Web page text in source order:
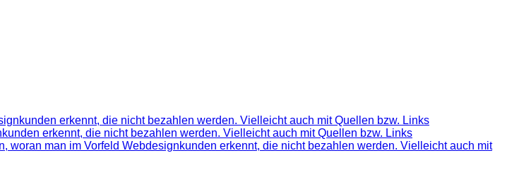
erkennt, die nicht bezahlen werden. Vielleicht auch mit Quellen bzw. Links
erkennt, die nicht bezahlen werden. Vielleicht auch mit Quellen bzw. Links
woran man im Vorfeld Webdesignkunden erkennt, die nicht bezahlen werden. Vielleicht auch mit